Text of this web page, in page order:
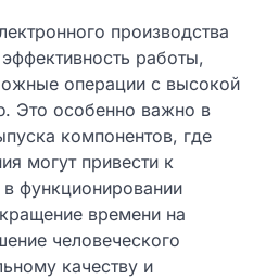
производства
работы,
операции с высокой
Это особенно важно в
компонентов, где
могут привести к
функционировании
времени на
человеческого
качеству и